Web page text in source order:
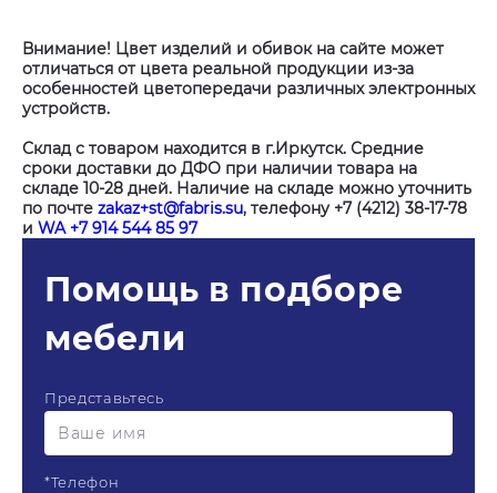
Внимание! Цвет изделий и обивок на сайте может
отличаться от цвета реальной продукции из-за
особенностей цветопередачи различных электронных
устройств.
Склад с товаром находится в г.Иркутск. Средние
сроки доставки до ДФО при наличии товара на
складе 10-28 дней. Наличие на складе можно уточнить
по почте zakaz+st@fabris.su, телефону +7 (4212) 38-17-78
и WA +7 914 544 85 97
Помощь в подборе
мебели
Представьтесь
*Телефон